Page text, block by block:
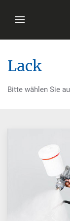
Lack
Bitte wählen Sie